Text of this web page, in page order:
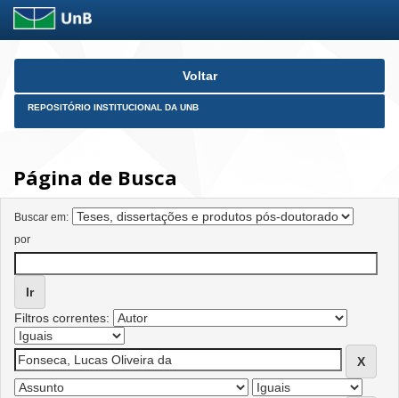
Skip
Voltar
REPOSITÓRIO INSTITUCIONAL DA UNB
Página de Busca
Buscar em:
por
Filtros correntes: